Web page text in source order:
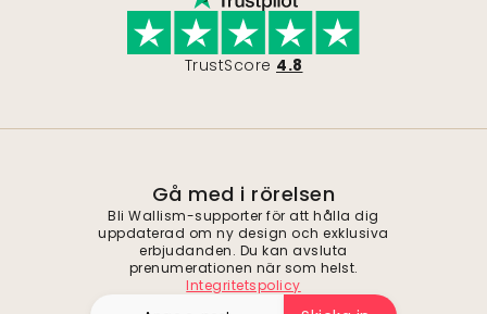
TrustScore 4.8
Gå med i rörelsen
Bli Wallism-supporter för att hålla dig
uppdaterad om ny design och exklusiva
erbjudanden. Du kan avsluta
prenumerationen när som helst.
Integritetspolicy